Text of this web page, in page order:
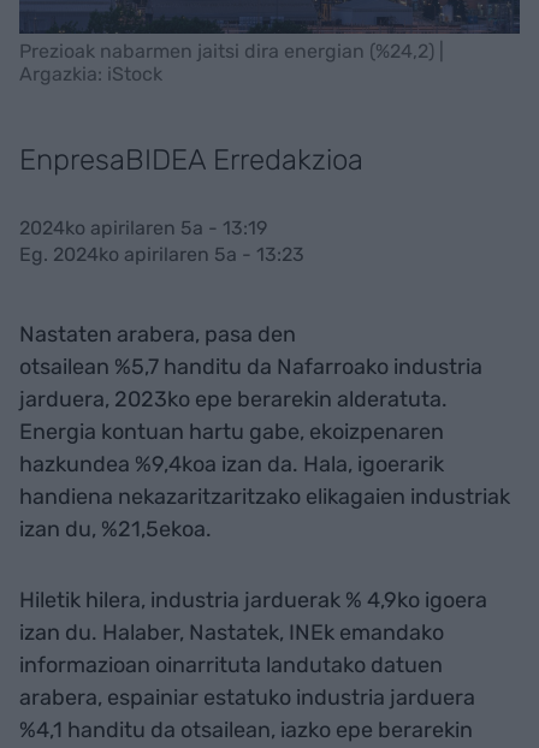
Prezioak nabarmen jaitsi dira energian (%24,2) |
Argazkia: iStock
EnpresaBIDEA Erredakzioa
2024ko apirilaren 5a - 13:19
Eg. 2024ko apirilaren 5a - 13:23
Nastaten arabera, pasa den
otsailean %5,7 handitu da Nafarroako industria
jarduera, 2023ko epe berarekin alderatuta.
Energia kontuan hartu gabe, ekoizpenaren
hazkundea %9,4koa izan da. Hala, igoerarik
handiena nekazaritzaritzako elikagaien industriak
izan du, %21,5ekoa.
Hiletik hilera, industria jarduerak % 4,9ko igoera
izan du. Halaber, Nastatek, INEk emandako
informazioan oinarrituta landutako datuen
arabera, espainiar estatuko industria jarduera
%4,1 handitu da otsailean, iazko epe berarekin